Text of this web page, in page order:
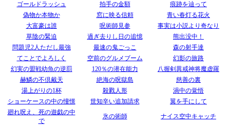
ゴールドラッシュ
拍手の金額
痕跡を辿って
偽物か本物か
窓に映る信頼
青い春灯る花火
大富豪は誰
呪術師見参
事実は小説より奇なり
草陰の緊迫
過ぎ去りし日の追憶
熊出没中！
問題児2人ただし最強
最速の鬼ごっこ
森の射手達
てことでよろしく
空前のグルメブーム
幻影の旅路
幻実の盟戦幼魚の逆罰
120％の潜在能力
八握剣異戒神将魔虚羅
赫鱗の不倶戴天
絶海の呪獄島
慈善の裏
湯上がりの1杯
殺戮人形
渦中の覚悟
ショーケースの中の憧憬
世知辛い追加請求
翼を手にして
廻れ呪え、死の遊戯の中
で
氷の術師 ナイス空中キャッチ